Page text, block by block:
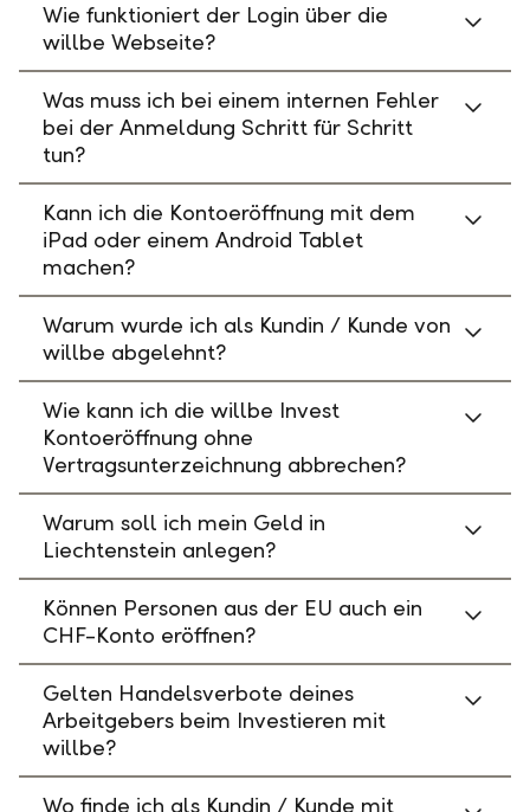
Wie funktioniert der Login über die
willbe Webseite?
Was muss ich bei einem internen Fehler
bei der Anmeldung Schritt für Schritt
tun?
Kann ich die Kontoeröffnung mit dem
iPad oder einem Android Tablet
machen?
Warum wurde ich als Kundin / Kunde von
willbe abgelehnt?
Wie kann ich die willbe Invest
Kontoeröffnung ohne
Vertragsunterzeichnung abbrechen?
Warum soll ich mein Geld in
Liechtenstein anlegen?
Können Personen aus der EU auch ein
CHF-Konto eröffnen?
Gelten Handelsverbote deines
Arbeitgebers beim Investieren mit
willbe?
Wo finde ich als Kundin / Kunde mit